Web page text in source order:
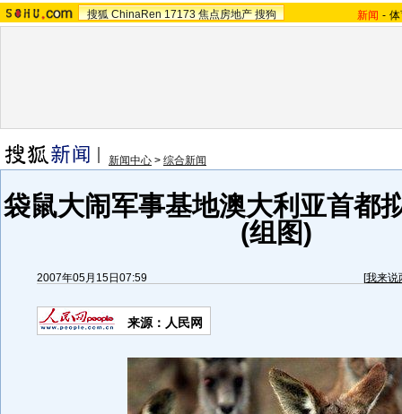
搜狐 ChinaRen 17173 焦点房地产 搜狗 新闻 -
新闻中心 > 综合新闻
袋鼠大闹军事基地澳大利亚首都
(组图)
2007年05月15日07:59 [我来说
来源：人民网